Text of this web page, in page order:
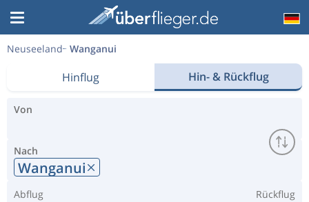
Neuseeland Wanganui
Hinflug Hin- & Rückflug
Von
Nach
Wanganui
Abflug Rückflug